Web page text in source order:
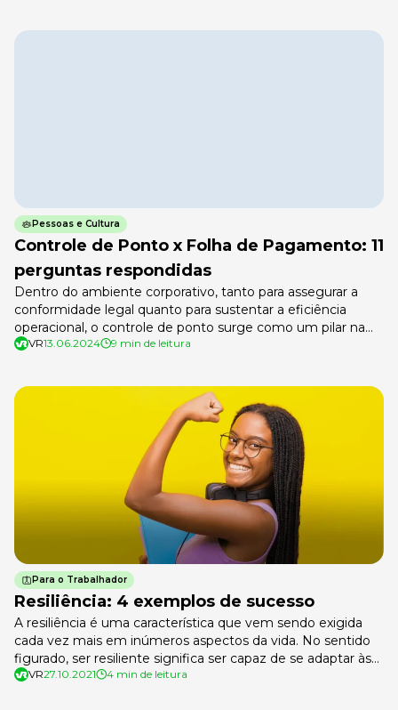
Pessoas e Cultura
Controle de Ponto x Folha de Pagamento: 11
perguntas respondidas
Dentro do ambiente corporativo, tanto para assegurar a
conformidade legal quanto para sustentar a eficiência
operacional, o controle de ponto surge como um pilar na
gestão de Recursos Humanos. É através desse sistema
previsibilidade para a empresa. […]
VR13.06.2024 9 min de leitura
Para o Trabalhador
Resiliência: 4 exemplos de sucesso
A resiliência é uma característica que vem sendo exigida
cada vez mais em inúmeros aspectos da vida. No sentido
figurado, ser resiliente significa ser capaz de se adaptar às
transformações, principalmente depois de períodos de
VR27.10.2021 4 min de leitura